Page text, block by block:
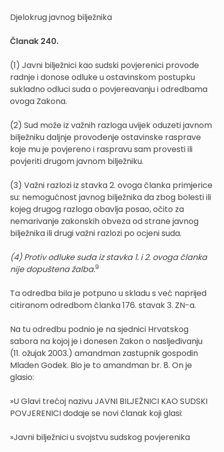
Djelokrug javnog bilježnika
Članak 240.
(1) Javni bilježnici kao sudski povjerenici provode
radnje i donose odluke u ostavinskom postupku
sukladno odluci suda o povjereavanju i odredbama
ovoga Zakona.
(2) Sud može iz važnih razloga uvijek oduzeti javnom
bilježniku daljnje provođenje ostavinske rasprave
koje mu je povjereno i raspravu sam provesti ili
povjeriti drugom javnom bilježniku.
(3) Važni razlozi iz stavka 2. ovoga članka primjerice
su: nemogućnost javnog bilježnika da zbog bolesti ili
kojeg drugog razloga obavlja posao, očito za
nemarivanje zakonskih obveza od strane javnog
bilježnika ili drugi važni razlozi po ocjeni suda.
(4) Protiv odluke suda iz stavka 1. i 2. ovoga članka
nije dopuštena žalba.9
Ta odredba bila je potpuno u skladu s već naprijed
citiranom odredbom članka 176. stavak 3. ZN-a.
Na tu odredbu podnio je na sjednici Hrvatskog
sabora na kojoj je i donesen Zakon o nasljeđivanju
(11. ožujak 2003.) amandman zastupnik gospodin
Mladen Godek. Bio je to amandman br. 8. On je
glasio:
»U Glavi trećoj nazivu JAVNI BILJEŽNICI KAO SUDSKI
POVJERENICI dodaje se novi članak koji glasi:
»Javni bilježnici u svojstvu sudskog povjerenika